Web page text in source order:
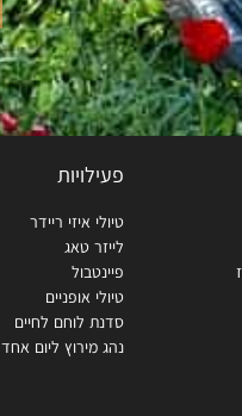
פעילויות
טיולי איזי ריידר
לייזר טאג
פיינטבול
טיולי אופניים
סדנת לוחם לחיים
נהג מירוץ ליום אחד